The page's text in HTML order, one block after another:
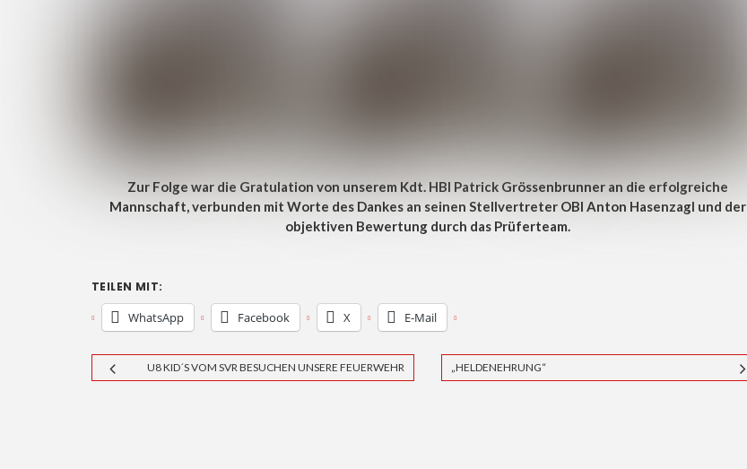
Zur Folge war die Gratulation von unserem Kdt. HBI Patrick Grössenbrunner an die erfolgreiche
Mannschaft, verbunden mit Worte des Dankes an seinen Stellvertreter OBI Anton Hasenzagl und der
objektiven Bewertung durch das Prüferteam.
TEILEN MIT:
WhatsApp Facebook X E-Mail
U8 KID´S VOM SVR BESUCHEN UNSERE FEUERWEHR „HELDENEHRUNG“